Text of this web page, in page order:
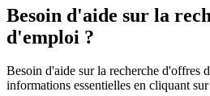
Besoin d'aide sur la
d'emploi ?
Besoin d'aide sur la recherche d'offres
informations essentielles en cliquant